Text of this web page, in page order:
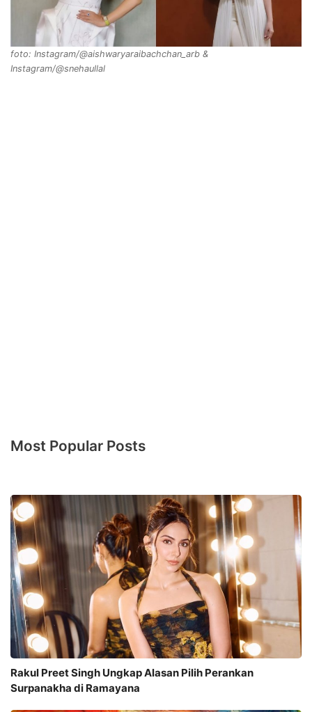
foto: Instagram/@aishwaryaraibachchan_arb &
Instagram/@snehaullal
Most Popular Posts
Rakul Preet Singh Ungkap Alasan Pilih Perankan
Surpanakha di Ramayana